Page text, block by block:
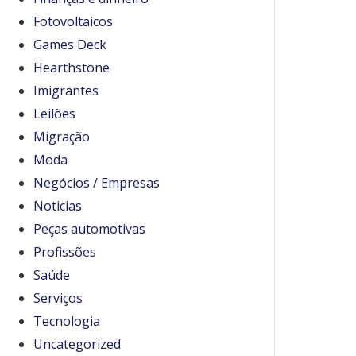
Fotovoltaicos
Games Deck
Hearthstone
Imigrantes
Leilões
Migração
Moda
Negócios / Empresas
Noticias
Peças automotivas
Profissões
Saúde
Serviços
Tecnologia
Uncategorized